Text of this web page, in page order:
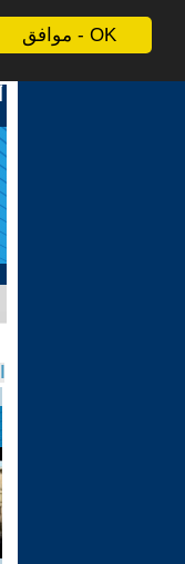
موافق - OK